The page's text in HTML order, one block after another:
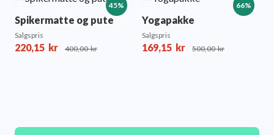
45%
Spikermatte og pute
Salgspris
220,15 kr 400,00kr
66%
Yogapakke
Salgspris
169,15 kr 500,00kr